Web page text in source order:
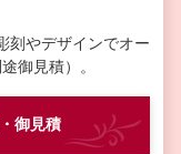
刻やデザインでオー
御見積）。
御見積